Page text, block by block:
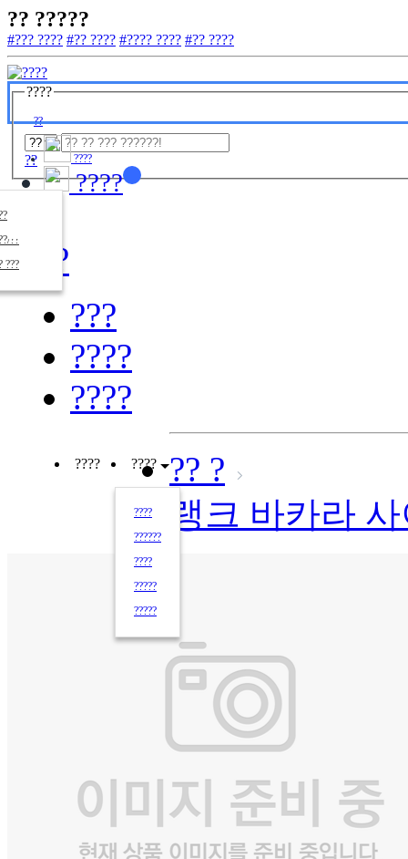
?? ?????
#??? ???? #?? ???? #???? ???? #?? ????
????
??
?? ????
??
???
????
????
???
????
????
???? ????
????
??????
????
?????
?????
?? ?
랭크 바카라